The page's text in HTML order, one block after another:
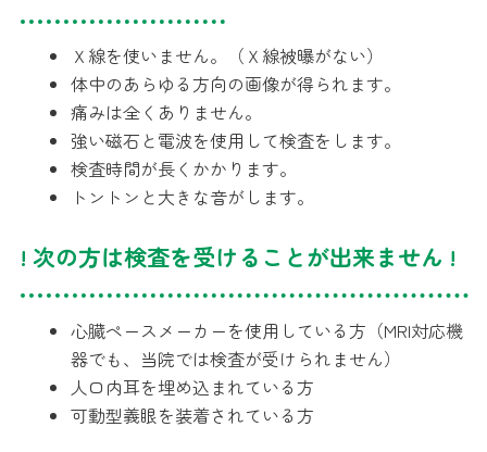
Ｘ線を使いません。（Ｘ線被曝がない）
体中のあらゆる方向の画像が得られます。
痛みは全くありません。
強い磁石と電波を使用して検査をします。
検査時間が長くかかります。
トントンと大きな音がします。
! 次の方は検査を受けることが出来ません !
心臓ペースメーカーを使用している方 （MRI対応機
器でも、当院では検査が受けられません）
人口内耳を埋め込まれている方
可動型義眼を装着されている方